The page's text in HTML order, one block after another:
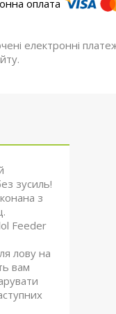
електронні
зусиль!
з
Feeder
лову на
вам